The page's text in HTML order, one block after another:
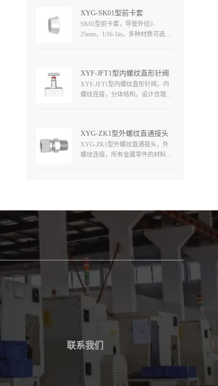
6000Psi（413bar），工作温度高达
650°C（1202°F）。
XYG-SK01型前卡套
SK01型前卡套，导管外径2-
25mm，1/16-1in，多种材质可选，
XYF-JFT1型内螺纹直形针阀
XYF-JFT1型内螺纹直形针阀，内
螺纹连接，分体结构，设计合理，
XYG-ZK1型外螺纹直通接头
XYG-ZK1型外螺纹直通接头，外
螺纹连接，所有金属零件的材料都
联系我们